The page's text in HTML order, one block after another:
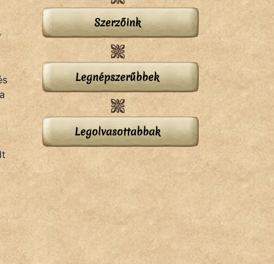
Szerzőink
Legnépszerűbbek
Legolvasottabbak